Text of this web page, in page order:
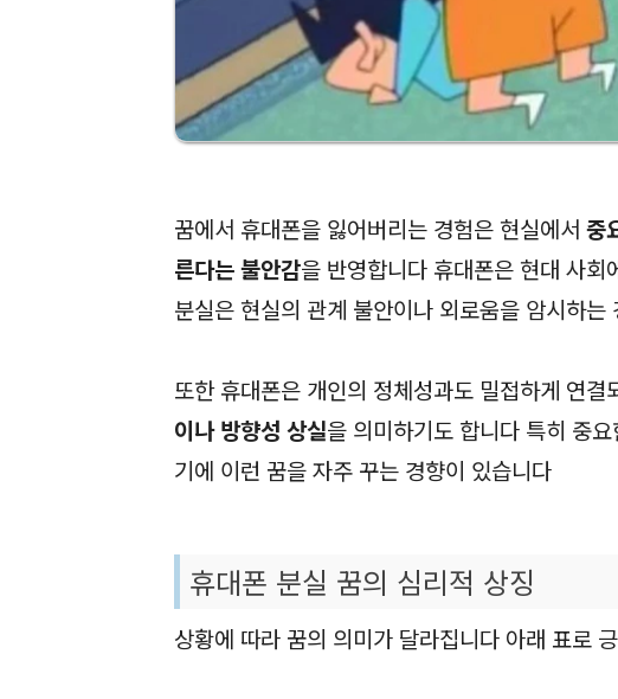
꿈에서 휴대폰을 잃어버리는 경험은 현실에서 중
른다는 불안감을 반영합니다 휴대폰은 현대 사
분실은 현실의 관계 불안이나 외로움을 암시하는
또한 휴대폰은 개인의 정체성과도 밀접하게 연결
이나 방향성 상실을 의미하기도 합니다 특히 중
기에 이런 꿈을 자주 꾸는 경향이 있습니다
휴대폰 분실 꿈의 심리적 상징
상황에 따라 꿈의 의미가 달라집니다 아래 표로